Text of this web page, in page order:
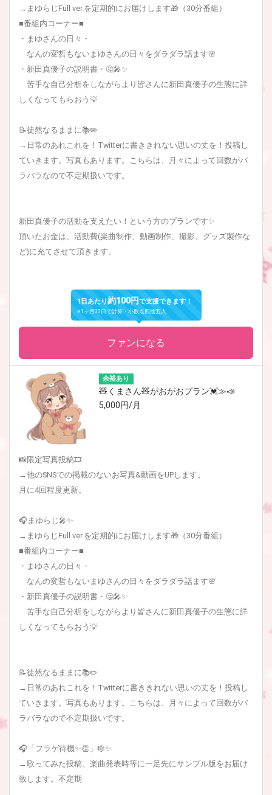
→まゆらじFull ver.を定期的にお届けします🎁（30分番組）
■番組内コーナー■
・まゆさんの日々・
なんの変哲もないまゆさんの日々をダラダラ話ます🌸
・新田真優子の説明書・🤔🎤✨
苦手な自己分析をしながらより皆さんに新田真優子の生態に詳
しくなってもらおう💡
📝徒然なるままに📚✏️
→日常のあれこれを！Twitterに書ききれない思いの丈を！投稿し
ていきます。写真もあります。こちらは、月々によって回数がバ
ラバラなので不定期扱いです。
新田真優子の活動を支えたい！という方のプランです✨
頂いたお金は、活動費(楽曲制作、動画制作、撮影、グッズ製作な
ど)に充てさせて頂きます。
1日あたり約100円で支援できます！
※1ヶ月30日で計算・小数点四捨五入
ファンになる
余裕あり
🧸くまさん🧸がおがおプラン💓≫📣
5,000円/月
📸限定写真投稿🎞
→他のSNSでの掲載のないお写真&動画をUPします。
月に4回程度更新。
🎧まゆらじ🎤✨
→まゆらじFull ver.を定期的にお届けします🎁（30分番組）
■番組内コーナー■
・まゆさんの日々・
なんの変哲もないまゆさんの日々をダラダラ話ます🌸
・新田真優子の説明書・🤔🎤✨
苦手な自己分析をしながらより皆さんに新田真優子の生態に詳
しくなってもらおう💡
📝徒然なるままに📚✏️
→日常のあれこれを！Twitterに書ききれない思いの丈を！投稿し
ていきます。写真もあります。こちらは、月々によって回数がバ
ラバラなので不定期扱いです。
🎧「フラゲ待機✨👏」🎼✨
→歌ってみた投稿、楽曲発表時等に一足先にサンプル版をお届け
致します。不定期